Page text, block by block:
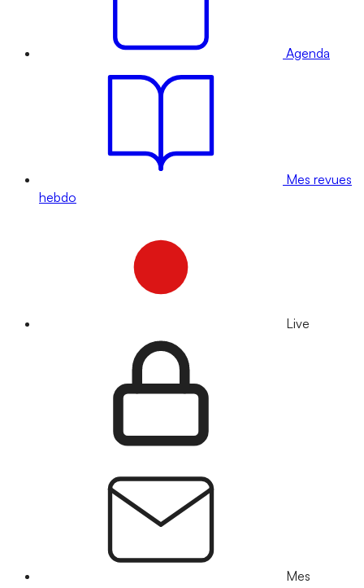
Agenda
Mes revues
hebdo
Live
Mes